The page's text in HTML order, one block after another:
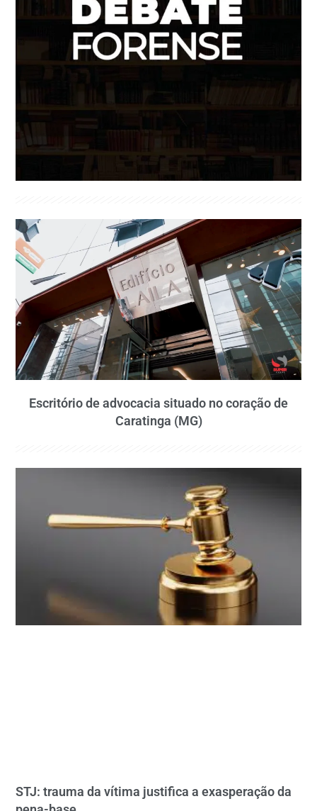
Escritório de advocacia situado no coração de
Caratinga (MG)
STJ: trauma da vítima justifica a exasperação da